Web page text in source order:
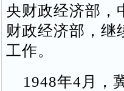
央财政经济部，
财政经济部，继
工作。
1948年4月，